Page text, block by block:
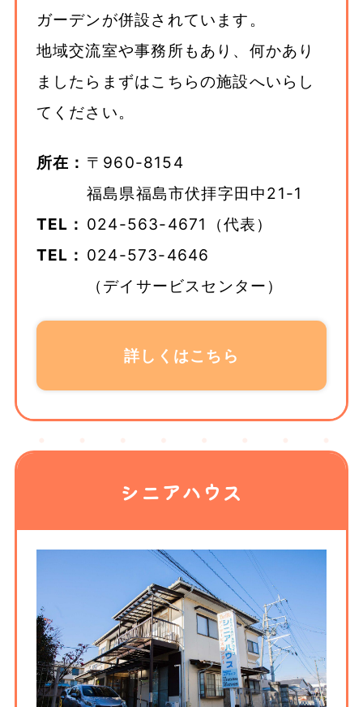
ガーデンが併設されています。
地域交流室や事務所もあり、何かあり
ましたらまずはこちらの施設へいらし
てください。
所在： 〒960-8154
福島県福島市伏拝字田中21-1
TEL： 024-563-4671（代表）
TEL： 024-573-4646
（デイサービスセンター）
詳しくはこちら
シニアハウス